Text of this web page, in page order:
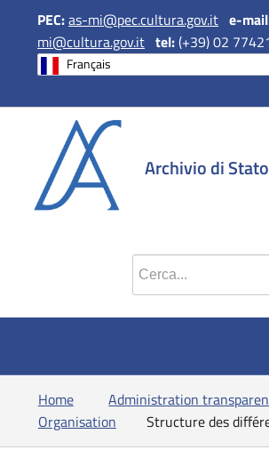
PEC:as-mi@pec.cultura.gov.it e-
mi@cultura.gov.it tel:(+39) 02
Français
Archivio di
Cerca nel sito
Home
Administration
Organisation
Structure des